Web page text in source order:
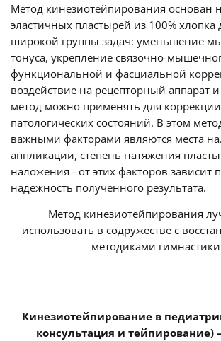
Метод кинезиотейпирования основан
эластичных пластырей из 100% хлопка
широкой группы задач: уменьшение
тонуса, укрепление связочно-
функциональной и фасциальной
воздействие на рецепторный аппарат
метод можно применять для
патологических состояний. В этом
важными факторами являются места
аппликации, степень натяжения
наложения - от этих факторов зависит
надежность полученного результата.
Метод кинезиотейпирования
использовать в содружестве с
методиками
Кинезиотейпирование в
консультация и тейпирование)